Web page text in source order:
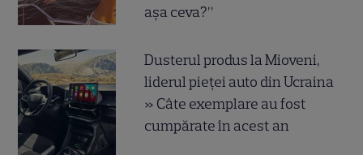
așa ceva?”
Dusterul produs la Mioveni,
liderul pieței auto din Ucraina
» Câte exemplare au fost
cumpărate în acest an